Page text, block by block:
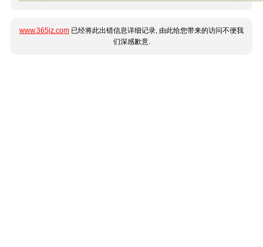
www.365jz.com 已经将此出错信息详细记录, 由此给您带来的访问不便我
们深感歉意.